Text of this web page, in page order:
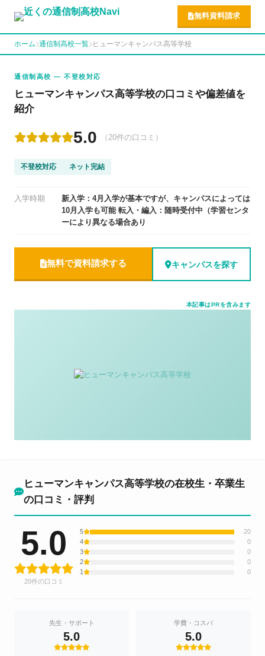
無料資料請求
ホーム 通信制高校一覧 ヒューマンキャンパス高等学校
通信制高校 — 不登校対応
ヒューマンキャンパス高等学校の口コミや偏差値を
紹介
5.0 （20件の口コミ）
不登校対応 ネット完結
入学時期
新入学：4月入学が基本ですが、キャンパスによっては
10月入学も可能 転入・編入：随時受付中（学習センタ
ーにより異なる場合あり
無料で資料請求する キャンパスを探す
本記事はPRを含みます
ヒューマンキャンパス高等学校の在校生・卒業生
の口コミ・評判
5.0
20件の口コミ
5
20
4
0
3
0
2
0
1
0
先生・サポート
5.0
学費・コスパ
5.0